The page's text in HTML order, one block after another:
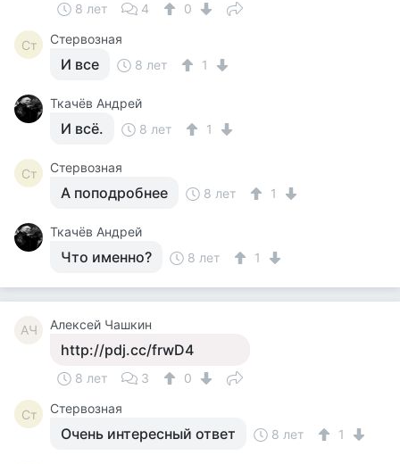
8 лет 4 0
Ст Стервозная
И все 8 лет 1
Ткачёв Андрей
И всё. 8 лет 1
Ст Стервозная
А поподробнее 8 лет 1
Ткачёв Андрей
Что именно? 8 лет 1
АЧ Алексей Чашкин
http://pdj.cc/frwD4
8 лет 3 0
Ст Стервозная
Очень интересный ответ 8 лет 1